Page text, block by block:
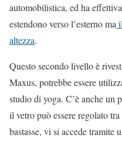
automobilistica, ed ha
estendono verso l’esterno ma
altezza.
Questo secondo livello è
Maxus, potrebbe essere
studio di yoga. C’è anche un
il vetro può essere regolato
bastasse, vi si accede tramite